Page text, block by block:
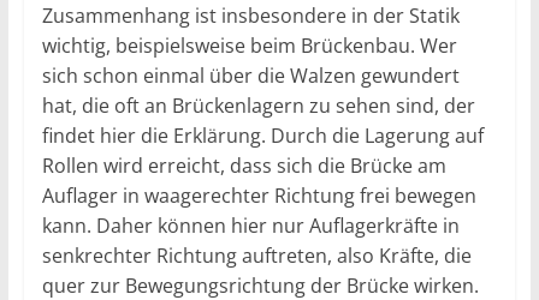
Zusammenhang ist insbesondere in der Statik
wichtig, beispielsweise beim Brückenbau. Wer
sich schon einmal über die Walzen gewundert
hat, die oft an Brückenlagern zu sehen sind, der
findet hier die Erklärung. Durch die Lagerung auf
Rollen wird erreicht, dass sich die Brücke am
Auflager in waagerechter Richtung frei bewegen
kann. Daher können hier nur Auflagerkräfte in
senkrechter Richtung auftreten, also Kräfte, die
quer zur Bewegungsrichtung der Brücke wirken.